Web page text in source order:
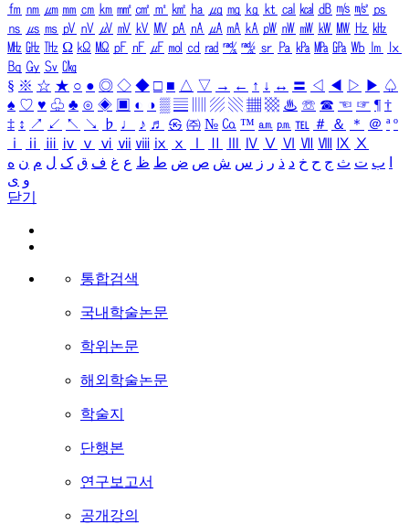
㎙ ㎚ ㎛ ㎜ ㎝ ㎞ ㎟ ㎠ ㎡ ㎢ ㏊ ㎍ ㎎ ㎏ ㏏ ㎈ ㎉ ㏈ ㎧ ㎨ ㎰
㎱ ㎲ ㎳ ㎴ ㎵ ㎶ ㎷ ㎸ ㎹ ㎀ ㎁ ㎂ ㎃ ㎄ ㎺ ㎻ ㎽ ㎾ ㎿ ㎐ ㎑
㎒ ㎓ ㎔ Ω ㏀ ㏁ ㎊ ㎋ ㎌ ㏖ ㏅ ㎭ ㎮ ㎯ ㏛ ㎩ ㎪ ㎫ ㎬ ㏝ ㏐
㏓
㏃ ㏉ ㏜ ㏆
§ ※ ☆ ★ ○ ● ◎ ◇ ◆ □ ■ △ ▽ → ← ↑ ↓ ↔ 〓 ◁ ◀ ▷ ▶ ♤
♠ ♡ ♥ ♧ ♣ ⊙ ◈ ▣ ◐ ◑ ▒ ▤ ▨ ▧ ▦ ▩ ♨ ☏ ☎ ☜ ☞ ¶ †
‡ ↕ ↗ ↙ ↖ ↘ ♭ ♩ ♪ ♬ ㉿ ㈜ № ㏇ ™ ㏂ ㏘ ℡ ＃ ＆ ＊ ＠ ª º
ⅰ
ⅱ ⅲ ⅳ ⅴ ⅵ ⅶ ⅷ ⅸ ⅹ Ⅳ Ⅴ Ⅵ Ⅶ Ⅷ Ⅸ Ⅹ
ب ت ث ج ح خ د ذ ر ز س ش ص ض ط ظ ع غ ف ق ک ل م ن ه
و ی
닫기
통합검색
국내학술논문
학위논문
해외학술논문
학술지
단행본
연구보고서
공개강의